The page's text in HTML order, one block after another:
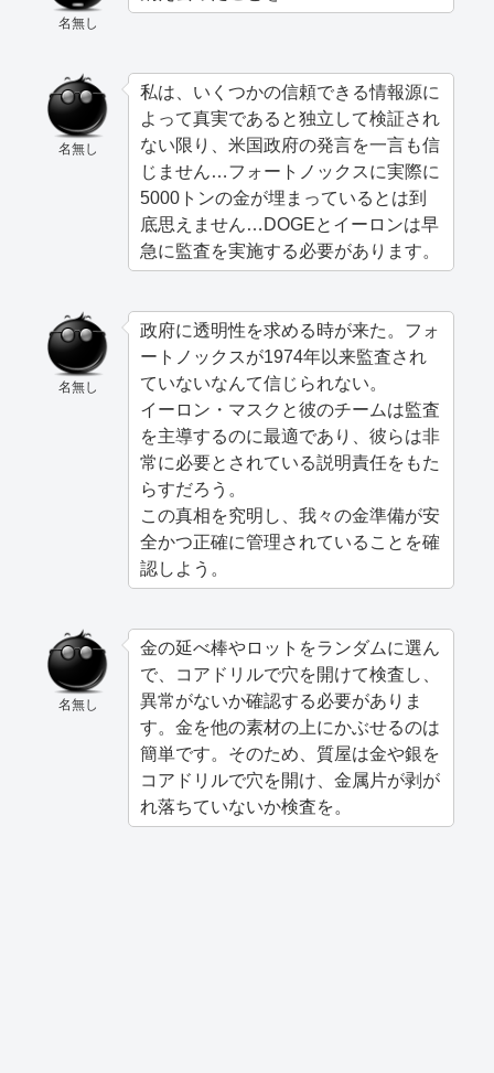
名無し
名無し
私は、いくつかの信頼できる情報源に
よって真実であると独立して検証され
ない限り、米国政府の発言を一言も信
じません…フォートノックスに実際に
5000トンの金が埋まっているとは到
底思えません…DOGEとイーロンは早
急に監査を実施する必要があります。
名無し
政府に透明性を求める時が来た。フォ
ートノックスが1974年以来監査され
ていないなんて信じられない。
イーロン・マスクと彼のチームは監査
を主導するのに最適であり、彼らは非
常に必要とされている説明責任をもた
らすだろう。
この真相を究明し、我々の金準備が安
全かつ正確に管理されていることを確
認しよう。
名無し
金の延べ棒やロットをランダムに選ん
で、コアドリルで穴を開けて検査し、
異常がないか確認する必要がありま
す。金を他の素材の上にかぶせるのは
簡単です。そのため、質屋は金や銀を
コアドリルで穴を開け、金属片が剥が
れ落ちていないか検査を。